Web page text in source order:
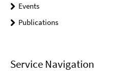
Events
Publications
Service Navigation